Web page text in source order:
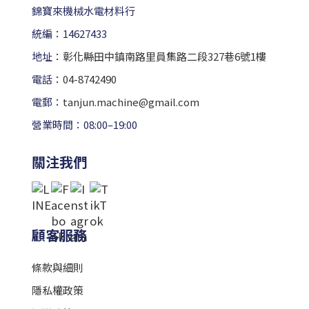
錦寶來機械水電材料行
統編：14627433
地址： 彰化縣田中鎮南路里員集路二段327巷6號1樓
電話： 04-8742490
電郵： tanjun.machine@gmail.com
營業時間：08:00–19:00
關注我們
顧客服務
條款與細則
隱私權政策